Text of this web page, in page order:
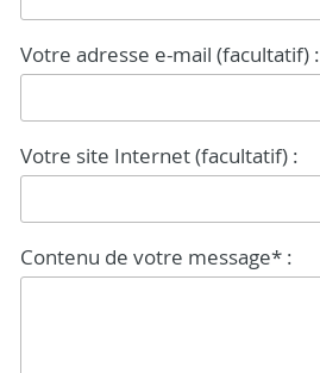
Votre adresse e-mail (facultatif) :
Votre site Internet (facultatif) :
Contenu de votre message* :